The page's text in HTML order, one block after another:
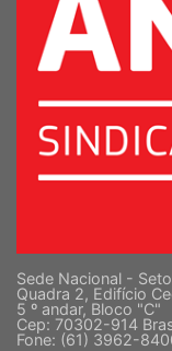
Sede Nacional -
Quadra 2, Edifício
5 º andar, Bloco "C"
Cep: 70302-914
Fone: (61) 3962-